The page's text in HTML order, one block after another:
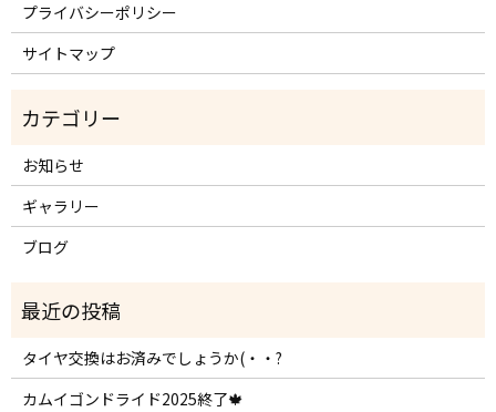
プライバシーポリシー
サイトマップ
お知らせ
ギャラリー
ブログ
タイヤ交換はお済みでしょうか(・・?
カムイゴンドライド2025終了🍁